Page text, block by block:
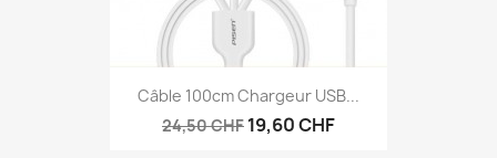
Câble 100cm Chargeur USB...
24,50 CHF 19,60 CHF